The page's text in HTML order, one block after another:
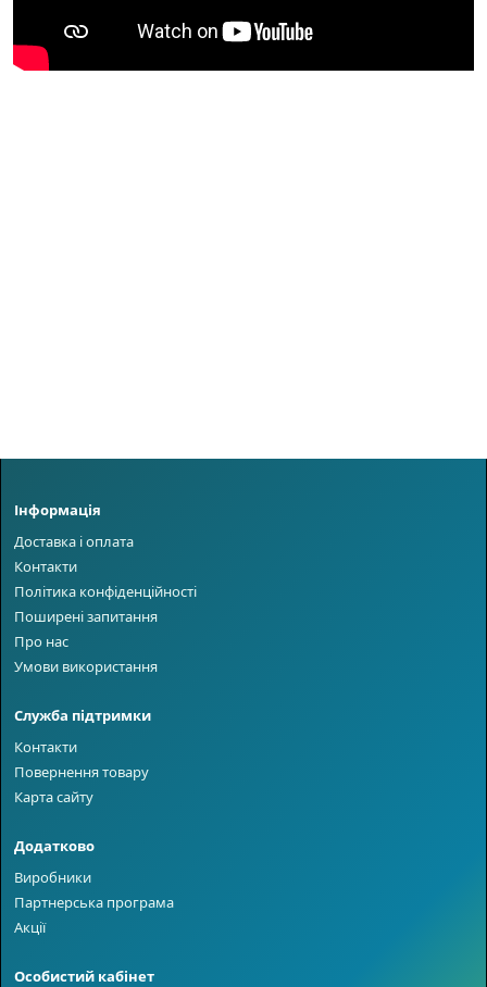
Інформація
Доставка і оплата
Контакти
Політика конфіденційності
Поширені запитання
Про нас
Умови використання
Служба підтримки
Контакти
Повернення товару
Карта сайту
Додатково
Виробники
Партнерська програма
Акції
Особистий кабінет